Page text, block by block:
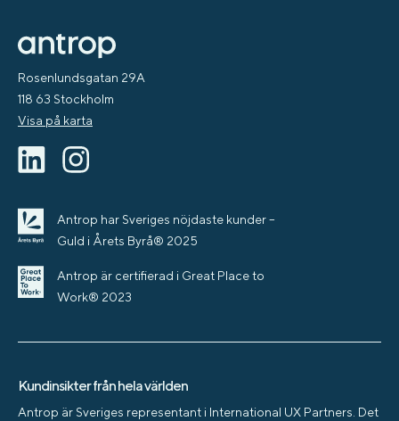
Rosenlundsgatan 29A
118 63 Stockholm
Visa på karta
Antrop har Sveriges nöjdaste kunder –
Guld i Årets Byrå® 2025
Antrop är certifierad i Great Place to
Work® 2023
Kundinsikter från hela världen
Antrop är Sveriges representant i International UX Partners. Det